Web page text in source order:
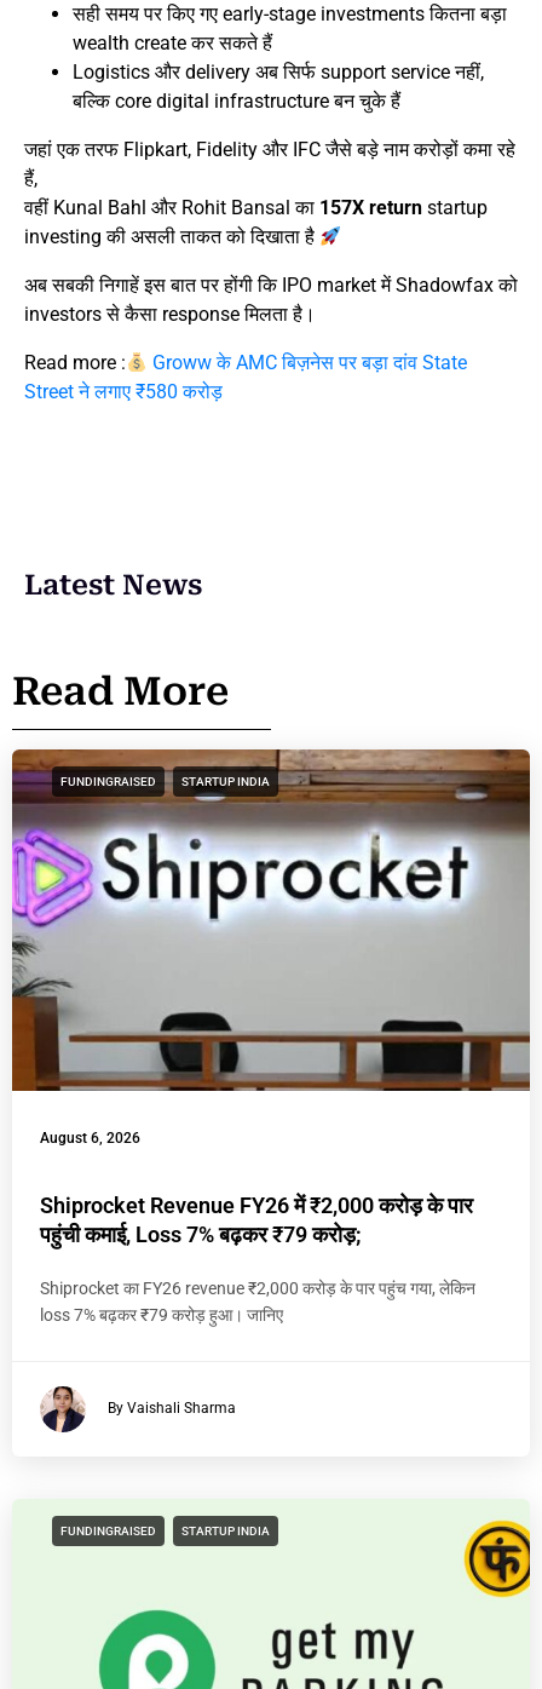
सही समय पर किए गए early-stage investments कितना बड़ा
wealth create कर सकते हैं
Logistics और delivery अब सिर्फ support service नहीं,
बल्कि core digital infrastructure बन चुके हैं
जहां एक तरफ Flipkart, Fidelity और IFC जैसे बड़े नाम करोड़ों कमा रहे
हैं,
वहीं Kunal Bahl और Rohit Bansal का 157X return startup
investing की असली ताकत को दिखाता है
अब सबकी निगाहें इस बात पर होंगी कि IPO market में Shadowfax को
investors से कैसा response मिलता है।
Read more :
Groww के AMC बिज़नेस पर बड़ा दांव State
Street ने लगाए ₹580 करोड़
Latest News
Read More
FUNDINGRAISED STARTUP INDIA
August 6, 2026
Shiprocket Revenue FY26 में ₹2,000 करोड़ के पार
पहुंची कमाई, Loss 7% बढ़कर ₹79 करोड़;
Shiprocket का FY26 revenue ₹2,000 करोड़ के पार पहुंच गया, लेकिन
loss 7% बढ़कर ₹79 करोड़ हुआ। जानिए
By Vaishali Sharma
FUNDINGRAISED STARTUP INDIA